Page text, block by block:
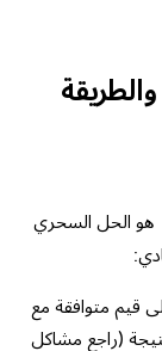
هو الحل السحري
قيم متوافقة مع
(راجع مشاكل